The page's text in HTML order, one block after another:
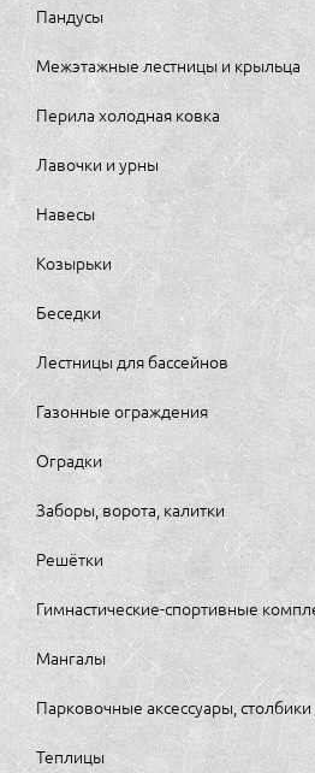
Пандусы
Межэтажные лестницы и крыльца
Перила холодная ковка
Лавочки и урны
Навесы
Козырьки
Беседки
Лестницы для бассейнов
Газонные ограждения
Оградки
Заборы, ворота, калитки
Решётки
Гимнастические-спортивные
Мангалы
Парковочные аксессуары,
Теплицы